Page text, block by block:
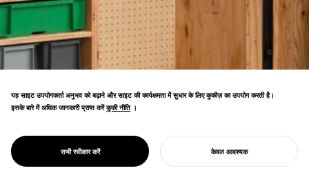
OPEN SOHKO
DESIGN
मुफ्त डिज़ाइन लचीले रचनात्मक नवीनीकरण को सक्षम
यह साइट उपयोगकर्ता अनुभव को बढ़ाने और साइट की कार्यक्षमता में सुधार के लिए कुकीज़ का उपयोग करती है।
इसके बारे में अधिक जानकारी प्राप्त करें कुकी नीति
कुकी नीति ।
सभी स्वीकार करें केवल आवश्यक